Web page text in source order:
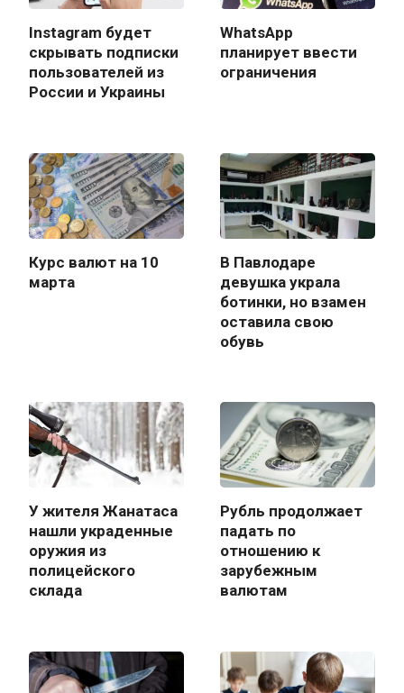
Instagram будет
скрывать подписки
пользователей из
России и Украины
WhatsApp
планирует ввести
ограничения
Курс валют на 10
марта
В Павлодаре
девушка украла
ботинки, но взамен
оставила свою
обувь
У жителя Жанатаса
нашли украденные
оружия из
полицейского
склада
Рубль продолжает
падать по
отношению к
зарубежным
валютам